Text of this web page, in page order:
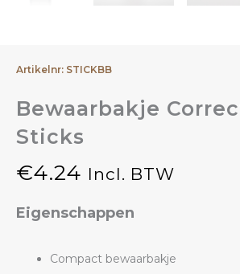
Artikelnr: STICKBB
Bewaarbakje
Sticks
€4.24 Incl. BTW
Eigenschappen
Compact bewaarbakje